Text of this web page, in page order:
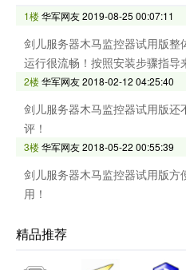
1楼华军网友2019-08-25 00:07:11
剑儿服务器木马监控器试用版
运行很流畅！按照安装步骤指导
2楼华军网友2018-02-12 04:25:40
剑儿服务器木马监控器试用版
评！
3楼华军网友2018-05-22 00:55:39
剑儿服务器木马监控器试用版
用！
精品推荐